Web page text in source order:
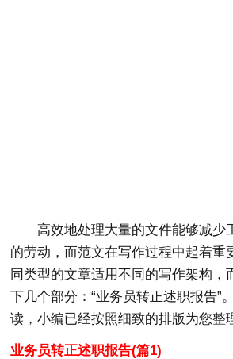
高效地处理大量的文件能够减少
的劳动，而范文在写作过程中起着重
同类型的文章适用不同的写作架构，
下几个部分：“业务员转正述职报告”
读，小编已经按照细致的排版为您整
业务员转正述职报告(篇1)